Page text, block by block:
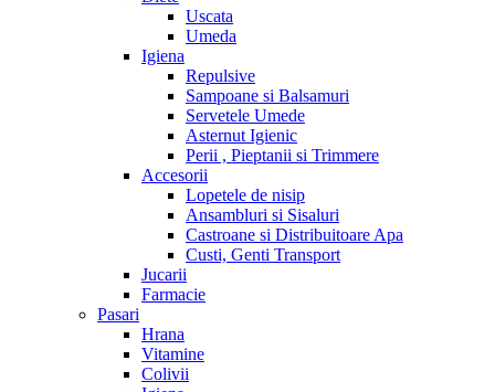
Uscata
Umeda
Igiena
Repulsive
Sampoane si Balsamuri
Servetele Umede
Asternut Igienic
Perii , Pieptanii si Trimmere
Accesorii
Lopetele de nisip
Ansambluri si Sisaluri
Castroane si Distribuitoare Apa
Custi, Genti Transport
Jucarii
Farmacie
Pasari
Hrana
Vitamine
Colivii